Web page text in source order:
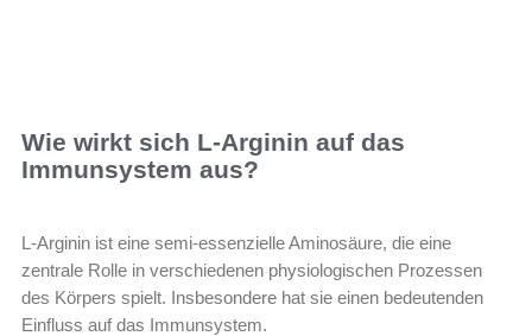
Wie wirkt sich L-Arginin auf das
Immunsystem aus?
L-Arginin ist eine semi-essenzielle Aminosäure, die eine
zentrale Rolle in verschiedenen physiologischen Prozessen
des Körpers spielt. Insbesondere hat sie einen bedeutenden
Einfluss auf das Immunsystem.